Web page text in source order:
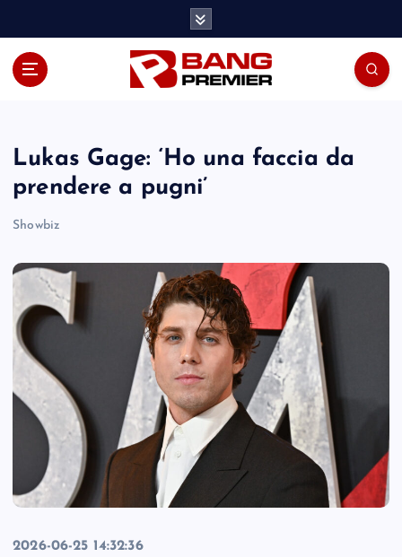
Lukas Gage: ‘Ho una faccia da
prendere a pugni’
Showbiz
2026-06-25 14:32:36